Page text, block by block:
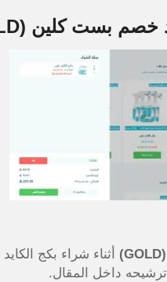
خصم بست كلين (GOLD)
(GOLD)
أثناء شراء بكج
ترشيحه داخل المقال.